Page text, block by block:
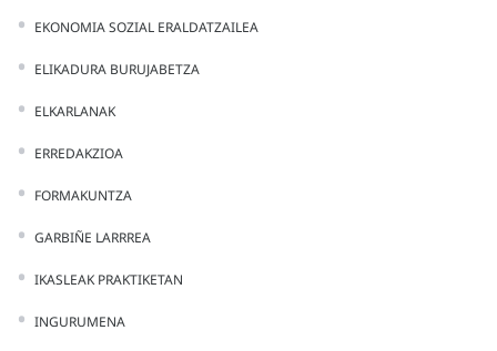
EKONOMIA SOZIAL ERALDATZAILEA
ELIKADURA BURUJABETZA
ELKARLANAK
ERREDAKZIOA
FORMAKUNTZA
GARBIÑE LARRREA
IKASLEAK PRAKTIKETAN
INGURUMENA